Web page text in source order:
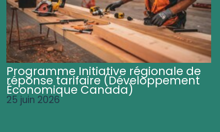
Programme Initiative régionale de
réponse tarifaire (Développement
Économique Canada)
25 juin 2026